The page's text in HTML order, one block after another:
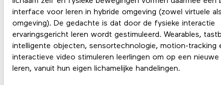
interface voor leren in hybride omgeving (zowel virtuele
omgeving). De gedachte is dat door de fysieke interactie
ervaringsgericht leren wordt gestimuleerd. Wearables,
intelligente objecten, sensortechnologie, motion-tracking
interactieve video stimuleren leerlingen om op een nieuwe
leren, vanuit hun eigen lichamelijke handelingen.